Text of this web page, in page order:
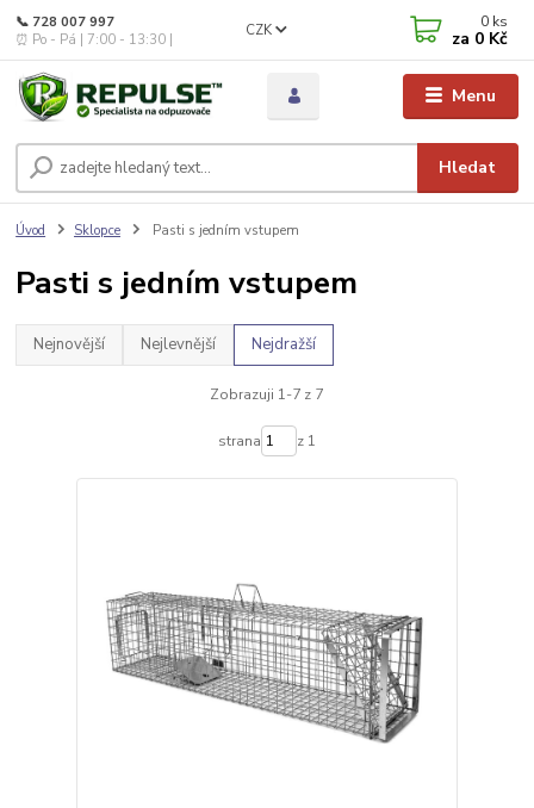
Menu
CZK
Hledat
📞 728 007 997
⏰ Po - Pá | 7:00 - 13:30 |
0 ks
za 0 Kč
Úvod Sklopce Pasti s jedním vstupem
Pasti s jedním vstupem
Nejnovější Nejlevnější Nejdražší
Zobrazuji 1-7 z 7
strana z 1